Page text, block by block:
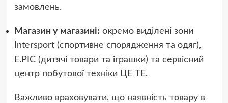
замовлень.
Магазин у магазині: окремо виділені зони
Intersport (спортивне спорядження та одяг),
E.PIC (дитячі товари та іграшки) та сервісний
центр побутової техніки ЦЕ ТЕ.
Важливо враховувати, що наявність товару в